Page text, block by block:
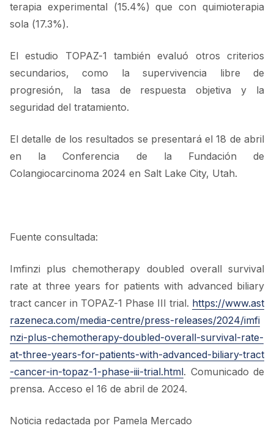
terapia experimental (15.4%) que con quimioterapia
sola (17.3%).
El estudio TOPAZ-1 también evaluó otros criterios
secundarios, como la supervivencia libre de
progresión, la tasa de respuesta objetiva y la
seguridad del tratamiento.
El detalle de los resultados se presentará el 18 de abril
en la Conferencia de la Fundación de
Colangiocarcinoma 2024 en Salt Lake City, Utah.
Fuente consultada:
Imfinzi plus chemotherapy doubled overall survival
rate at three years for patients with advanced biliary
tract cancer in TOPAZ-1 Phase III trial. https://www.ast
razeneca.com/media-centre/press-releases/2024/imfi
nzi-plus-chemotherapy-doubled-overall-survival-rate-
at-three-years-for-patients-with-advanced-biliary-tract
-cancer-in-topaz-1-phase-iii-trial.html. Comunicado de
prensa. Acceso el 16 de abril de 2024.
Noticia redactada por Pamela Mercado